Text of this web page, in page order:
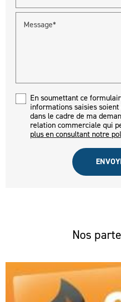
Message*
En soumettant ce
informations saisies
dans le cadre de ma
relation commerciale qui
plus en consultant notre
Nos